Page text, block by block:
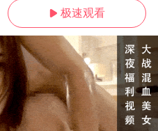
 极速观看